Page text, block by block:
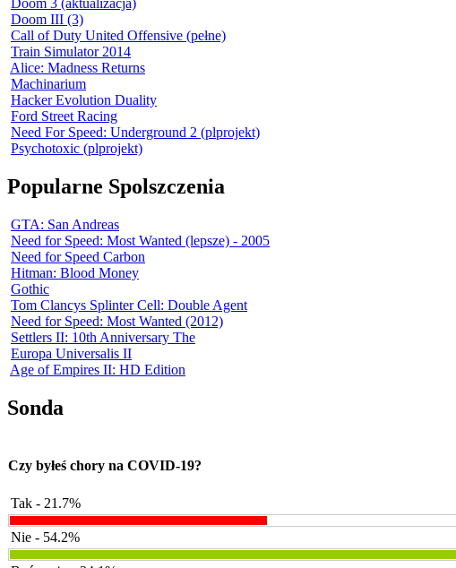
Doom III (3)
Call of Duty United Offensive (pełne)
Train Simulator 2014
Alice: Madness Returns
Machinarium
Hacker Evolution Duality
Ford Street Racing
Need For Speed: Underground 2 (plprojekt)
Psychotoxic (plprojekt)
Popularne Spolszczenia
GTA: San Andreas
Need for Speed: Most Wanted (lepsze) - 2005
Need for Speed Carbon
Hitman: Blood Money
Gothic
Tom Clancys Splinter Cell: Double Agent
Need for Speed: Most Wanted (2012)
Settlers II: 10th Anniversary The
Europa Universalis II
Age of Empires II: HD Edition
Sonda
Czy byłeś chory na COVID-19?
Tak - 21.7%
Nie - 54.2%